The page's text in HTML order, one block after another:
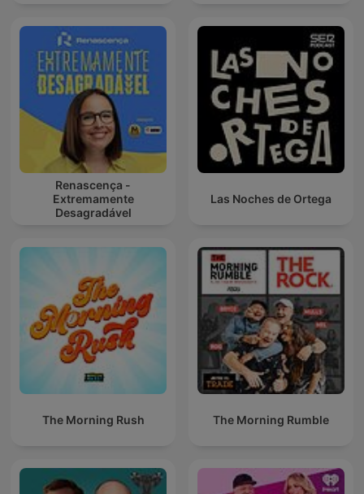
Renascença -
Extremamente
Desagradável
Las Noches de Ortega
The Morning Rush The Morning Rumble